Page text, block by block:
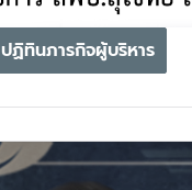
ปฏิทินภารกิจผู้บริหาร